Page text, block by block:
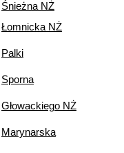
Śnieżna NŻ
Łomnicka NŻ
Palki
Sporna
Głowackiego NŻ
Marynarska